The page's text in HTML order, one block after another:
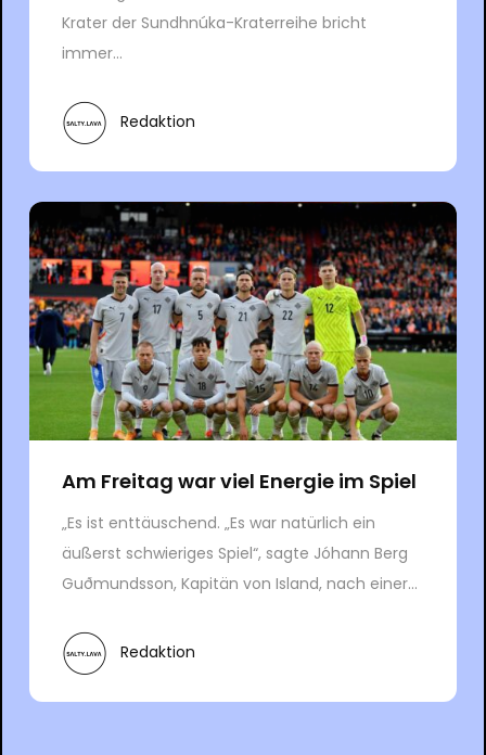
Krater der Sundhnúka-Kraterreihe bricht
immer...
Redaktion
Am Freitag war viel Energie im Spiel
„Es ist enttäuschend. „Es war natürlich ein
äußerst schwieriges Spiel“, sagte Jóhann Berg
Guðmundsson, Kapitän von Island, nach einer...
Redaktion